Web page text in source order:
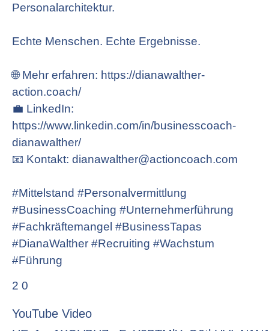
Personalarchitektur.
Echte Menschen. Echte Ergebnisse.
🌐 Mehr erfahren: https://dianawalther-
action.coach/
💼 LinkedIn:
https://www.linkedin.com/in/businesscoach-
dianawalther/
📧 Kontakt: dianawalther@actioncoach.com
#Mittelstand #Personalvermittlung
#BusinessCoaching #Unternehmerführung
#Fachkräftemangel #BusinessTapas
#DianaWalther #Recruiting #Wachstum
#Führung
2 0
YouTube Video